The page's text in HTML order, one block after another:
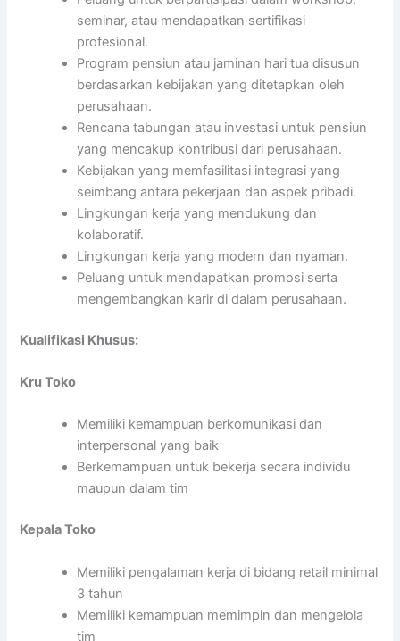
seminar, atau mendapatkan sertifikasi
profesional.
Program pensiun atau jaminan hari tua disusun
berdasarkan kebijakan yang ditetapkan oleh
perusahaan.
Rencana tabungan atau investasi untuk pensiun
yang mencakup kontribusi dari perusahaan.
Kebijakan yang memfasilitasi integrasi yang
seimbang antara pekerjaan dan aspek pribadi.
Lingkungan kerja yang mendukung dan
kolaboratif.
Lingkungan kerja yang modern dan nyaman.
Peluang untuk mendapatkan promosi serta
mengembangkan karir di dalam perusahaan.
Kualifikasi Khusus:
Kru Toko
Memiliki kemampuan berkomunikasi dan
interpersonal yang baik
Berkemampuan untuk bekerja secara individu
maupun dalam tim
Kepala Toko
Memiliki pengalaman kerja di bidang retail minimal
3 tahun
Memiliki kemampuan memimpin dan mengelola
tim